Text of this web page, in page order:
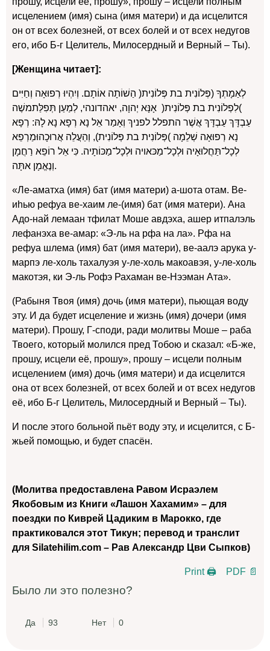
исцелением (имя) сына (имя матери) и да исцелится
он от всех болезней, от всех болей и от всех недугов
его, ибо Б-г Целитель, Милосердный и Верный – Ты).
[Женщина читает]:
לְאַמָתְךָ (פְּלוֹנִית בת פְּלוֹנִית( הַשׁוֹתָה אוֹתָם. וְיִהְיוּ רְפוּאָה וְחַיִּים
)לִפְלוֹנִית בת פְּלוֹנִית( אָנָּא יְהוָה, יאהדונהי, לְמַעַן תְּפִלַּתמשֶׁה
עַבְדָּךְ עַבְדָּךְ אֲשֶׁר התפלל לפניךְ וְאָמַר אֵל נָא רְפָא נָא לָהּ: רְפָא
נָא רְפוּאָה שְׁלֵמָה )פְּלוֹנִית בת פְּלוֹנִית), וְהַעֲלֵה אֲרוּכָהוּמַרְפֵא
לְכָל־תַּחֲלוּאָיה וּלְכָל־מַכּאויה וּלְכָל־מַכּוֹתָיה. כִּי אֵל רוֹפֵא רַחֲמָן
וְנֶאֱמָן אתָּה.
«Ле-аматха (имя) бат (имя матери) а-шота отам. Ве-
иhью рефуа ве-хаим ле-(имя) бат (имя матери). Ана
Адо-най лемаан тфилат Моше авдэха, ашер итпалэль
лефанэха ве-амар: «Э-ль на рфа на ла». Рфа на
рефуа шлема (имя) бат (имя матери), ве-аалэ арука у-
марпэ ле-холь тахалуэя у-ле-холь макоавэя, у-ле-холь
макотэя, ки Э-ль Рофэ Рахаман ве-Нээман Ата».
(Рабыня Твоя (имя) дочь (имя матери), пьющая воду
эту. И да будет исцеление и жизнь (имя) дочери (имя
матери). Прошу, Г-споди, ради молитвы Моше – раба
Твоего, который молился пред Тобою и сказал: «Б-же,
прошу, исцели её, прошу», прошу – исцели полным
исцелением (имя) дочь (имя матери) и да исцелится
она от всех болезней, от всех болей и от всех недугов
её, ибо Б-г Целитель, Милосердный и Верный – Ты).
И после этого больной пьёт воду эту, и исцелится, с Б-
жьей помощью, и будет спасён.
(Молитва предоставлена Равом Исраэлем
Якобовым из Книги «Лашон Хахамим» – для
поездки по Киврей Цадиким в Марокко, где
практиковался этот Тикун; перевод и транслит
для Silatehilim.com – Рав Александр Цви Сыпков)
Print 🖨 PDF 📄
Было ли это полезно?
Да 93 Нет 0